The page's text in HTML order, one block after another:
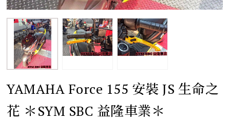
YAMAHA Force 155 安裝 JS 生命之
花 ＊SYM SBC 益隆車業＊